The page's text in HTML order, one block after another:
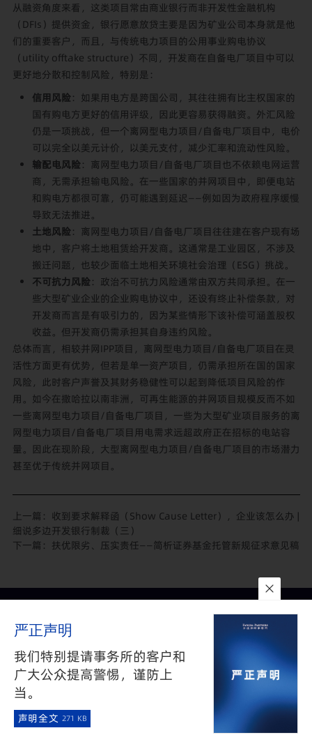
从融资角度来看，这类项目常由商业银行而非开发性金融机构
（DFIs）提供资金，银行愿意放贷主要是因为矿业公司本身就是他
们的重要客户，而且，与传统电力项目的公用事业购电协议
（utility offtake structure）不同，开发商在自备电厂项目中可以
更好地分散和控制风险，特别是：
信用风险：如果用电方是跨国公司，其往往拥有比主权国家的
国有购电方更好的信用评级，因此更容易获得融资。外汇风险
仍是一项挑战，但一个离网型电力项目/自备电厂项目中，电价
可以完全以美元计价，以美元支付，减少汇率和流动性风险。
输配电风险：离网型电力项目/自备电厂项目也不依赖电网运营
商，无需承担输电风险。在一些国家的并网项目中，即便电站
和购电方都很可靠，仍可能遇到延迟——例如因为政府程序缓慢
导致无法推进。
土地风险：离网型电力项目/自备电厂项目往往建在客户现有场
地中，客户将土地租赁给开发商。这通常是工业园区，不涉及
搬迁问题，也较少面临土地相关环境社会治理（ESG）挑战。
不可抗力风险：政治不可抗力风险通常由双方共同承担。在一
些大型矿业企业的企业购电协议中，还设有终止补偿条款，对
开发商而言是有吸引力的，因为某些情形下该补偿可涵盖股权
收益。但开发商仍需承担其自身违约风险。
总体而言，相较并网IPP项目，离网型电力项目/自备电厂项目在灵
活性方面更有优势，但若是单一资产项目，仍需承担所在国的国家
风险，此时客户声誉及其财务稳健性可以起到降低项目风险的作
用。如今在撒哈拉以南非洲，可再生能源的并网项目规模反而不如
一些离网型电力项目/自备电厂项目，一些为大型矿业项目服务的离
网型电力项目/自备电厂项目用电需求远超政府正在招标的电站容
量。因此在现阶段，大型离网型电力项目/自备电厂项目的市场潜力
甚至优于传统并网项目。
上一篇： 收到要求解释函（Show Cause Letter），企业该怎么办 |
细说多边开发银行制裁（三）
下一篇： 扶优限劣、压实责任——简析证券基金托管新规征求意见稿
沪ICP备05009743号-1
沪公网安备 31010602002626号
©2025 FANGDA PARTNERS. ALL RIGHTS RESERVED 上海市方达
律师事务所版权所有
严正声明
我们特别提请事务所的客户和
广大公众提高警惕，谨防上
当。
声明全文 271 KB